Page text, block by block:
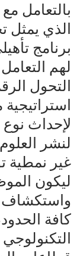
بالتعامل
الذي يمثل
برنامج
لهم
التحول
استراتيجية
لإحداث نوع
لنشر
غير نمطية
ليكون
واستكشاف
كافة